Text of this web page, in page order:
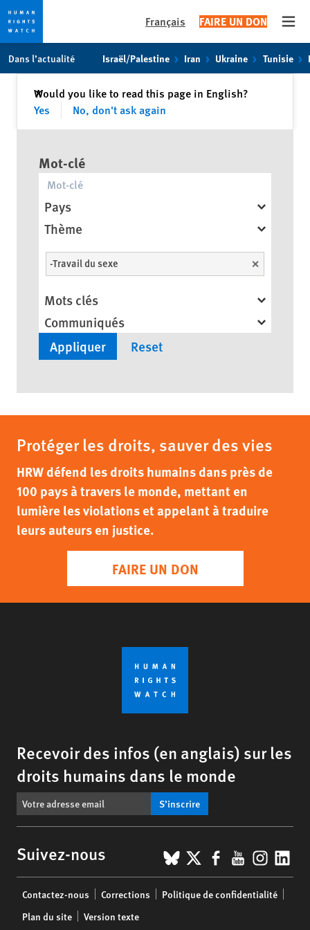
toto
content
Français FAIRE UN DON
Dans l’actualité Israël/Palestine Iran Ukraine Tunisie
Would you like to read this page in English?
Yes
No, don't ask again
✕Fermer
Mot-clé
Pays
Thème
-Travail du sexe Unselect
Mots clés
Communiqués
Protéger les droits, sauver des vies
HRW défend les droits humains dans près de
100 pays à travers le monde, mettant en
lumière les violations et appelant à traduire
leurs auteurs en justice.
FAIRE UN DON
Recevoir des infos (en anglais) sur les
droits humains dans le monde
S’inscrire
Suivez-nous BlueSky
X Facebook
YouTube
menu
Contactez-nous Corrections
Politique de confidentialité
Plan du site
Version texte